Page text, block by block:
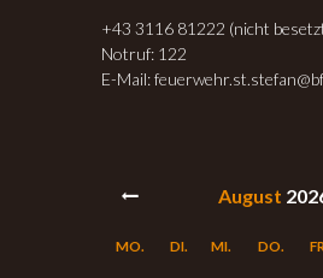
+43 3116 81222 (nicht
Notruf: 122
E-Mail:
August
MO. DI. MI. DO. FR.